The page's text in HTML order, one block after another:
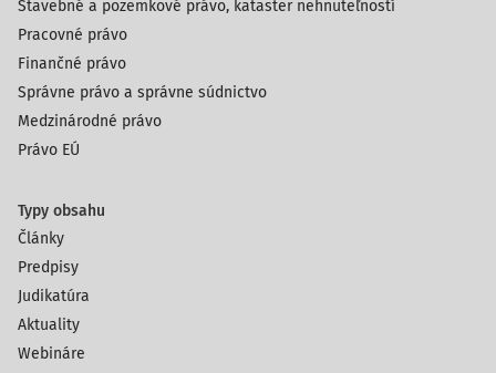
Stavebné a pozemkové právo, kataster nehnuteľností
Pracovné právo
Finančné právo
Správne právo a správne súdnictvo
Medzinárodné právo
Právo EÚ
Typy obsahu
Články
Predpisy
Judikatúra
Aktuality
Webináre